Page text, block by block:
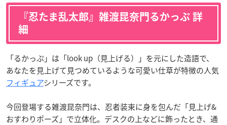
『忍たま乱太郎』雑渡昆奈門るかっぷ 詳
細
「るかっぷ」は「look up（見上げる）」を元にした造語で、
あなたを見上げて見つめているような可愛い仕草が特徴の人気
フィギュアシリーズです。
今回登場する雑渡昆奈門は、忍者装束に身を包んだ「見上げ&
おすわりポーズ」で立体化。デスクの上などに飾ったとき、通